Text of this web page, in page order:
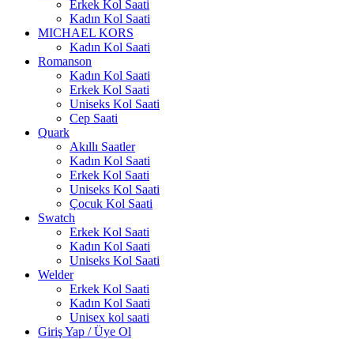
Erkek Kol Saati
Kadın Kol Saati
MICHAEL KORS
Kadın Kol Saati
Romanson
Kadın Kol Saati
Erkek Kol Saati
Uniseks Kol Saati
Cep Saati
Quark
Akıllı Saatler
Kadın Kol Saati
Erkek Kol Saati
Uniseks Kol Saati
Çocuk Kol Saati
Swatch
Erkek Kol Saati
Kadın Kol Saati
Uniseks Kol Saati
Welder
Erkek Kol Saati
Kadın Kol Saati
Unisex kol saati
Giriş Yap / Üye Ol